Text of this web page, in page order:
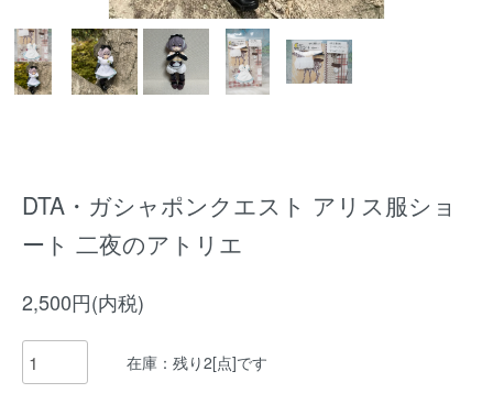
DTA・ガシャポンクエスト アリス服ショ
ート 二夜のアトリエ
2,500円(内税)
在庫：残り2[点]です